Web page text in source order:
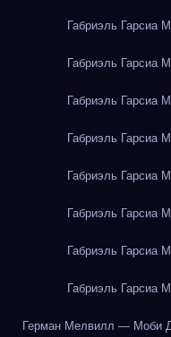
Габриэль Гарсиа
Габриэль Гарсиа
Габриэль Гарсиа
Габриэль Гарсиа
Габриэль Гарсиа
Габриэль Гарсиа
Габриэль Гарсиа
Габриэль Гарсиа
Герман Мелвилл — Моби